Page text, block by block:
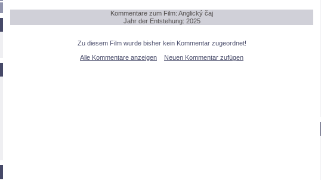
Kommentare zum Film: Anglický čaj
Jahr der Entstehung: 2025
Zu diesem Film wurde bisher kein Kommentar zugeordnet!
Alle Kommentare anzeigen
Neuen Kommentar zufügen